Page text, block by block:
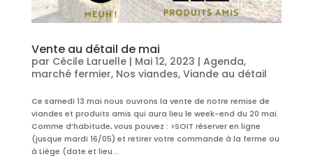
Vente au détail de mai
par Cécile Laruelle| Mai 12, 2023 | Agenda,
marché fermier, Nos viandes, Viande au détail
Ce samedi 13 mai nous ouvrons la vente de notre remise de
viandes et produits amis qui aura lieu le week-end du 20 mai.
Comme d’habitude, vous pouvez : >SOIT réserver en ligne
(jusque mardi 16/05) et retirer votre commande à la ferme ou
à Liège (date et lieu...